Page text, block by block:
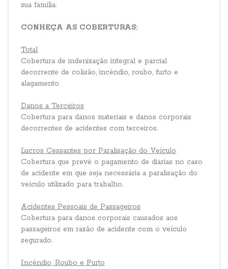
sua família.
CONHEÇA AS COBERTURAS:
Total
Cobertura de indenização integral e parcial
decorrente de colisão, incêndio, roubo, furto e
alagamento
Danos a Terceiros
Cobertura para danos materiais e danos corporais
decorrentes de acidentes com terceiros.
Lucros Cessantes por Paralisação do Veículo
Cobertura que prevê o pagamento de diárias no caso
de acidente em que seja necessária a paralisação do
veículo utilizado para trabalho.
Acidentes Pessoais de Passageiros
Cobertura para danos corporais causados aos
passageiros em razão de acidente com o veículo
segurado.
Incêndio, Roubo e Furto